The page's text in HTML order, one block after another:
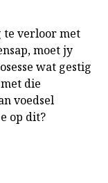
te verloor met
moet jy
wat gestig
die
voedsel
op dit?